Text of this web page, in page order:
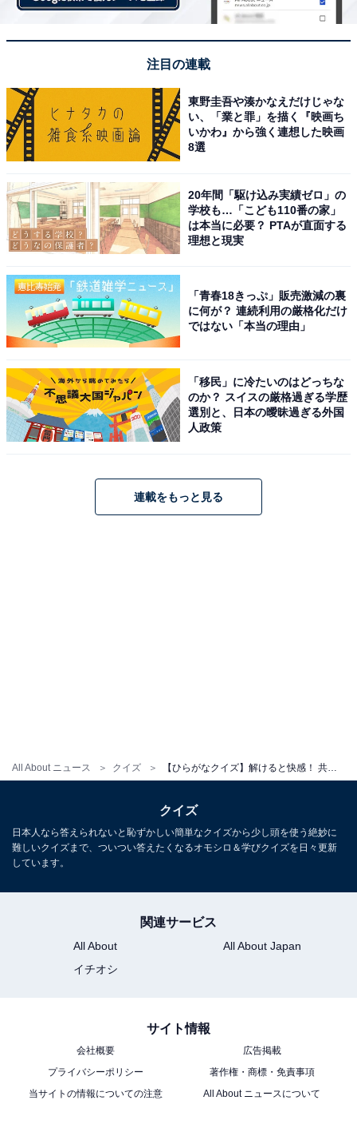
All About ニュース クイズ
注目の連載
東野圭吾や湊かなえだけじゃな
い、「業と罪」を描く『映画ち
いかわ』から強く連想した映画
8選
20年間「駆け込み実績ゼロ」の
学校も…「こども110番の家」
は本当に必要？ PTAが直面する
理想と現実
「青春18きっぷ」販売激減の裏
に何が？ 連続利用の厳格化だけ
ではない「本当の理由」
「移民」に冷たいのはどっちな
のか？ スイスの厳格過ぎる学歴
選別と、日本の曖昧過ぎる外国
人政策
連載をもっと見る
クイズ
日本人なら答えられないと恥ずかしい簡単なクイズから少し頭を使う絶妙に
難しいクイズまで、ついつい答えたくなるオモシロ＆学びクイズを日々更新
しています。
関連サービス
All About
All About Japan
イチオシ
サイト情報
会社概要
広告掲載
プライバシーポリシー
著作権・商標・免責事項
当サイトの情報についての注意
All About ニュースについて